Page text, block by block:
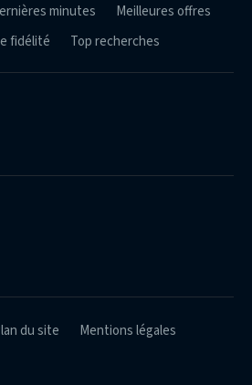
minutes
Meilleures offres
fidélité Top recherches
du site
Mentions légales